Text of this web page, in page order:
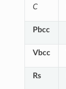
C
Pbcc
Vbcc
Rs